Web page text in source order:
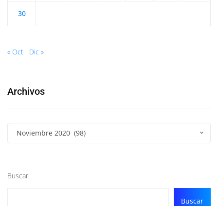
30
« Oct Dic »
Archivos
Noviembre 2020 (98)
Buscar
Buscar